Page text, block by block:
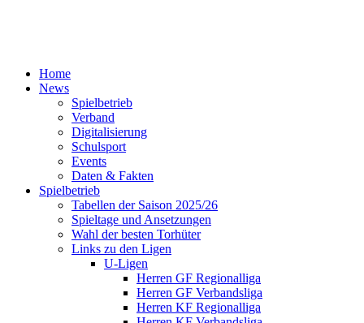
Home
News
Spielbetrieb
Verband
Digitalisierung
Schulsport
Events
Daten & Fakten
Spielbetrieb
Tabellen der Saison 2025/26
Spieltage und Ansetzungen
Wahl der besten Torhüter
Links zu den Ligen
U-Ligen
Herren GF Regionalliga
Herren GF Verbandsliga
Herren KF Regionalliga